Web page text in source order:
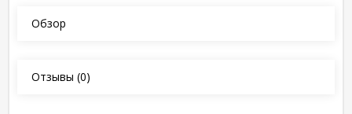
Обзор
Отзывы (0)